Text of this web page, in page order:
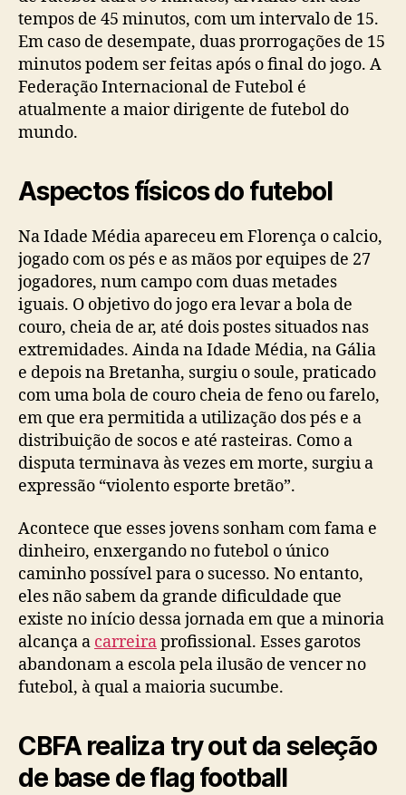
tempos de 45 minutos, com um intervalo de 15.
Em caso de desempate, duas prorrogações de 15
minutos podem ser feitas após o final do jogo. A
Federação Internacional de Futebol é
atualmente a maior dirigente de futebol do
mundo.
Aspectos físicos do futebol
Na Idade Média apareceu em Florença o calcio,
jogado com os pés e as mãos por equipes de 27
jogadores, num campo com duas metades
iguais. O objetivo do jogo era levar a bola de
couro, cheia de ar, até dois postes situados nas
extremidades. Ainda na Idade Média, na Gália
e depois na Bretanha, surgiu o soule, praticado
com uma bola de couro cheia de feno ou farelo,
em que era permitida a utilização dos pés e a
distribuição de socos e até rasteiras. Como a
disputa terminava às vezes em morte, surgiu a
expressão “violento esporte bretão”.
Acontece que esses jovens sonham com fama e
dinheiro, enxergando no futebol o único
caminho possível para o sucesso. No entanto,
eles não sabem da grande dificuldade que
existe no início dessa jornada em que a minoria
alcança a carreiraprofissional. Esses garotos
abandonam a escola pela ilusão de vencer no
futebol, à qual a maioria sucumbe.
CBFA realiza try out da seleção
de base de flag football